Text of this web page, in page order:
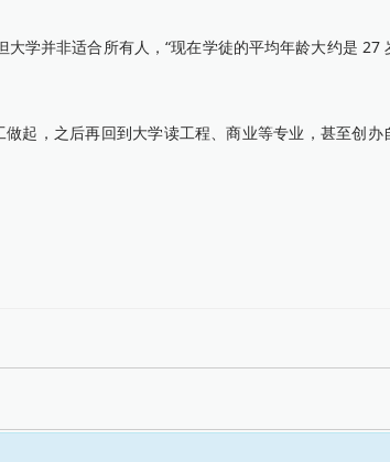
学并非适合所有人，“现在学徒的平均年龄大约是
起，之后再回到大学读工程、商业等专业，甚至创